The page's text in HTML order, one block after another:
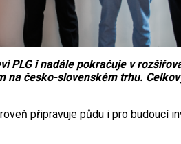
PLG i nadále pokračuje v
česko-slovenském trhu.
připravuje půdu i pro budoucí